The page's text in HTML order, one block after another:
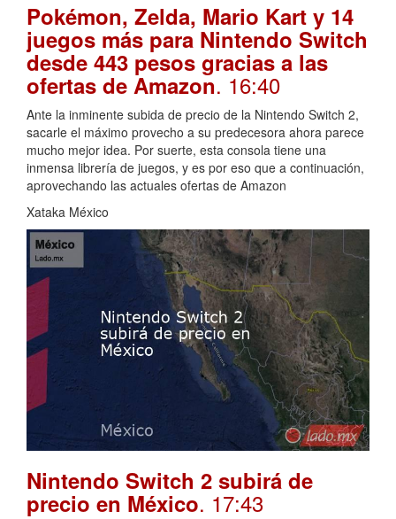
Pokémon, Zelda, Mario Kart y 14
juegos más para Nintendo Switch
desde 443 pesos gracias a las
ofertas de Amazon. 16:40
Ante la inminente subida de precio de la Nintendo Switch 2,
sacarle el máximo provecho a su predecesora ahora parece
mucho mejor idea. Por suerte, esta consola tiene una
inmensa librería de juegos, y es por eso que a continuación,
aprovechando las actuales ofertas de Amazon
Xataka México
Nintendo Switch 2 subirá de
precio en México. 17:43